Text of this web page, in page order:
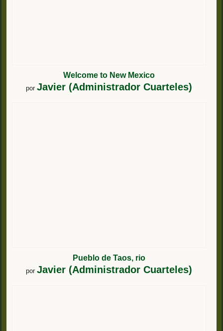
Welcome to New Mexico
por Javier (Administrador Cuarteles)
Pueblo de Taos, rio
por Javier (Administrador Cuarteles)